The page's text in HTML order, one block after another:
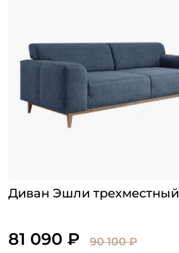
Диван Эшли трехместный
81 090 ₽ 90 100 ₽